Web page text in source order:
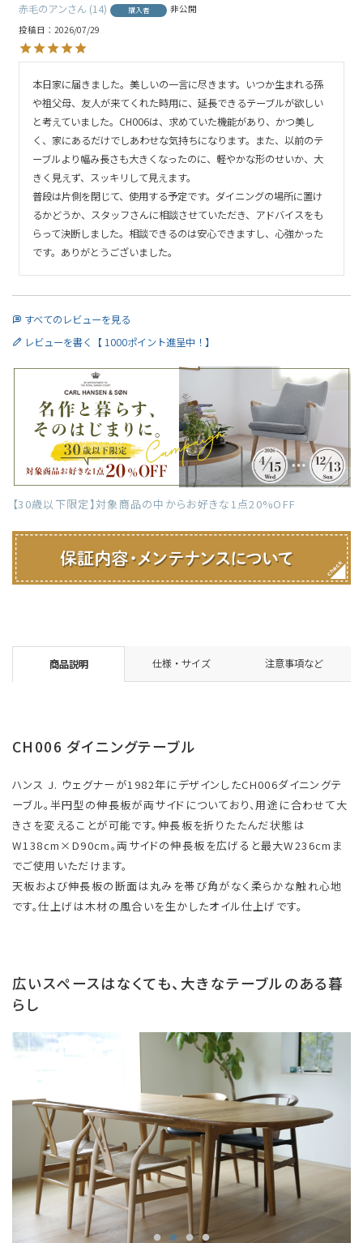
赤毛のアン 14 購入者
非公開
投稿日
2026/07/29
本日家に届きました。美しいの一言に尽きます。いつか生まれる孫
や祖父母、友人が来てくれた時用に、延長できるテーブルが欲しい
と考えていました。CH006は、求めていた機能があり、かつ美し
く、家にあるだけでしあわせな気持ちになります。また、以前のテ
ーブルより幅み長さも大きくなったのに、軽やかな形のせいか、大
きく見えず、スッキリして見えます。
普段は片側を閉じて、使用する予定です。ダイニングの場所に置け
るかどうか、スタッフさんに相談させていただき、アドバイスをも
らって決断しました。相談できるのは安心できますし、心強かった
です。ありがとうございました。
すべてのレビューを見る
レビューを書く【 1000ポイント進呈中！】
【30歳以下限定】対象商品の中からお好きな1点20%OFF
商品説明 仕様・サイズ 注意事項など
CH006 ダイニングテーブル
ハンス J. ウェグナーが1982年にデザインしたCH006ダイニングテ
ーブル。半円型の伸長板が両サイドについており、用途に合わせて大
きさを変えることが可能です。伸長板を折りたたんだ状態は
W138cm×D90cm。両サイドの伸長板を広げると最大W236cmま
でご使用いただけます。
天板および伸長板の断面は丸みを帯び角がなく柔らかな触れ心地
です。仕上げは木材の風合いを生かしたオイル仕上げです。
広いスペースはなくても、大きなテーブルのある暮
らし